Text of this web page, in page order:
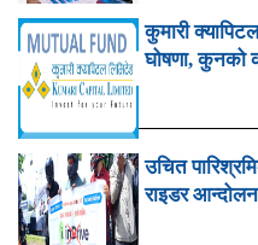
कुमारी
घोषणा, कुनको
उचित
राइडर